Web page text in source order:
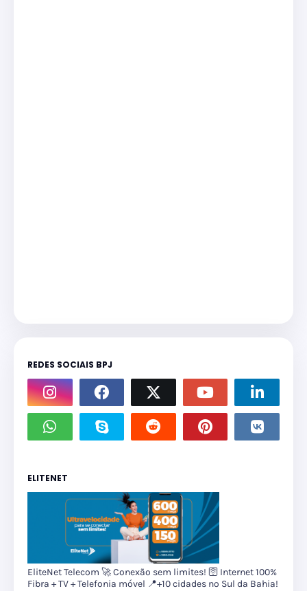
REDES SOCIAIS BPJ
ELITENET
EliteNet Telecom 🚀 Conexão sem limites! 🛜 Internet 100%
Fibra + TV + Telefonia móvel 📍+10 cidades no Sul da Bahia!